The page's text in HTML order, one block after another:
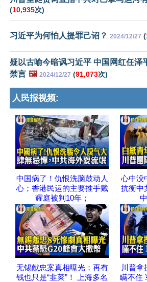
(10,935次)
习近平为何怕人提罪己诏？ 2024/12/27 (
疑以古喻今暗讽习近平 中国网红任泽
禁言 🖼️ 2024/12/27 (91,073次)
人民报视频:
中国病了！仇恨洗脑鼓动人
心；香港民运的主要推手戴
耀庭被判10年；
心中没
抗衡中
无锡献忠案真相曝光；再有
钱也只是“韭菜”！ 上海多名
川普拿
瞒不住